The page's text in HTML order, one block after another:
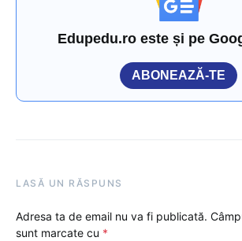
Edupedu.ro este și pe
ABONEAZĂ-TE
LASĂ UN RĂSPUNS
Adresa ta de email nu va fi publicată.
sunt marcate cu *